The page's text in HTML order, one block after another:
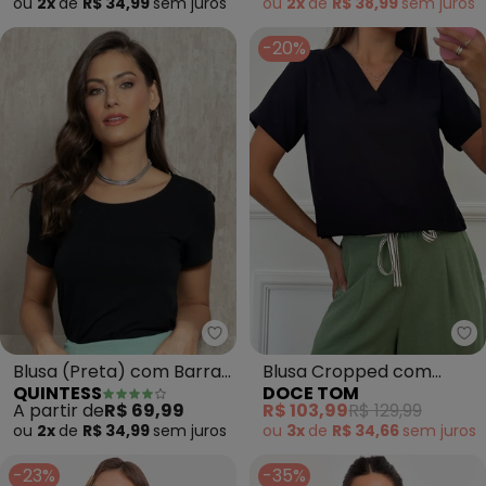
Quintess - Blusa (Preta) com
Blusa (Preta) com Barra
Mullet
QUINTESS
A partir deR$ 69,99
ou 2x de R$ 34,99 sem juros
-20%
Blusa Cropped com
Decote V (Preto)
DOCE TOM
R$ 103,99R$ 129,99
ou 3x de R$ 34,66 sem juros
-23% -35%